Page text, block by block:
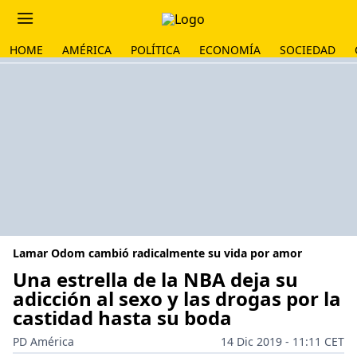
HOME AMÉRICA POLÍTICA ECONOMÍA SOCIEDAD
Lamar Odom cambió radicalmente su vida por amor
Una estrella de la NBA deja su
adicción al sexo y las drogas por la
castidad hasta su boda
PD América
14 Dic 2019 - 11:11 CET